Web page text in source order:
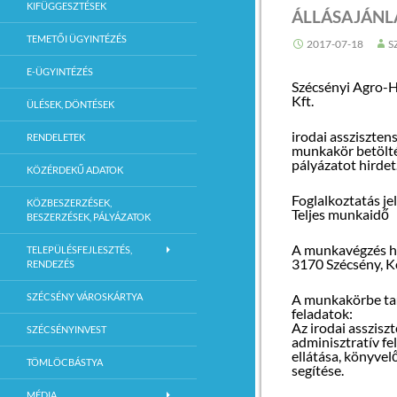
2017-07-18
Szécsényi
Kft.
irodai asszisztens
munkakör
pályázatot
Foglalkoztatás
Teljes munkaidő
A munkavégzés
3170 Szécsény,
A munkakörbe
feladatok:
Az irodai
adminisztratív
ellátása,
segítése.
navigációja
KIFÜGGESZTÉSEK
TEMETŐI ÜGYINTÉZÉS
E-ÜGYINTÉZÉS
ÜLÉSEK, DÖNTÉSEK
RENDELETEK
KÖZÉRDEKŰ ADATOK
KÖZBESZERZÉSEK,
BESZERZÉSEK, PÁLYÁZATOK
TELEPÜLÉSFEJLESZTÉS,
RENDEZÉS
SZÉCSÉNY VÁROSKÁRTYA
SZÉCSÉNYINVEST
TÖMLÖCBÁSTYA